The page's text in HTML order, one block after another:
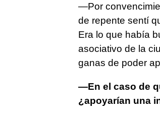
—Por
de repente sentí
Era lo que había
asociativo de la
ganas de poder
—En el caso de
¿apoyarían una